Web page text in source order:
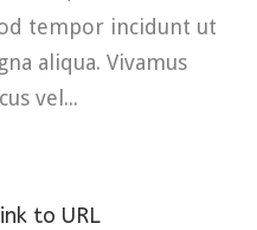
tempor incidunt ut
aliqua. Vivamus
vel...
to URL